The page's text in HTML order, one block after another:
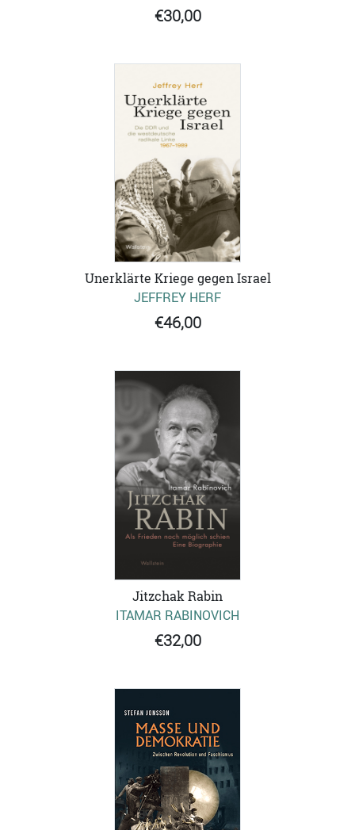
€30,00
Unerklärte Kriege gegen Israel
JEFFREY HERF
€46,00
Jitzchak Rabin
ITAMAR RABINOVICH
€32,00